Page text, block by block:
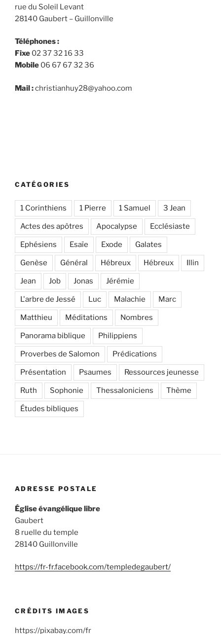
rue du Soleil Levant
28140 Gaubert – Guillonville
Téléphones :
Fixe 02 37 32 16 33
Mobile 06 67 67 32 36
Mail :christianhuy28@yahoo.com
CATÉGORIES
1 Corinthiens 1 Pierre 1 Samuel 3 Jean
Actes des apôtres Apocalypse Ecclésiaste
Ephésiens Esaïe Exode Galates
Genèse Général Hébreux Hébreux Illin
Jean Job Jonas Jérémie
L'arbre de Jessé Luc Malachie Marc
Matthieu Méditations Nombres
Panorama biblique Philippiens
Proverbes de Salomon Prédications
Présentation Psaumes Ressources jeunesse
Ruth Sophonie Thessaloniciens Thème
Études bibliques
ADRESSE POSTALE
Église évangélique libre
Gaubert
8 ruelle du temple
28140 Guillonville
https://fr-fr.facebook.com/templedegaubert/
CRÉDITS IMAGES
https://pixabay.com/fr